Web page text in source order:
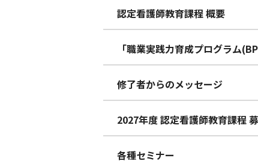
認定看護師教育課程 概要
「職業実践力育成プログラム
修了者からのメッセージ
2027年度 認定看護師教育課程
各種セミナー